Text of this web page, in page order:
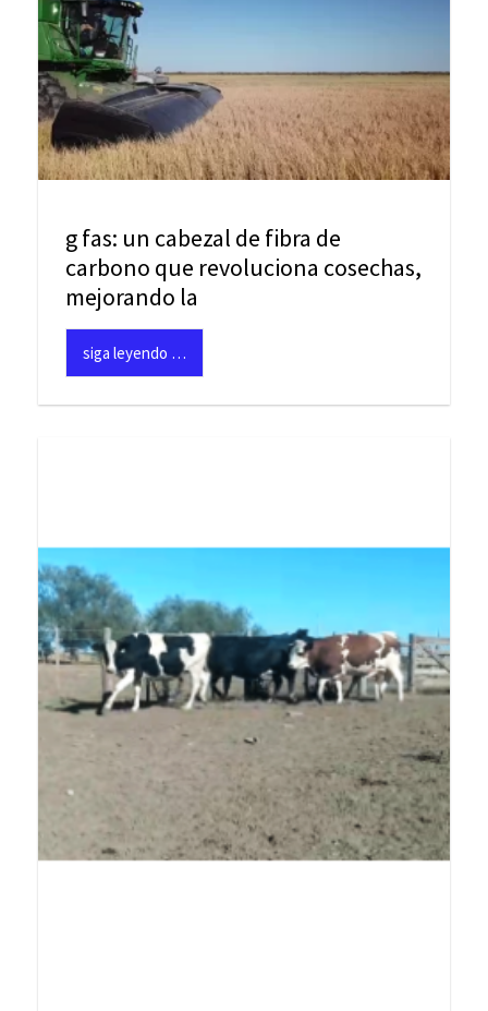
g fas: un cabezal de fibra de
carbono que revoluciona cosechas,
mejorando la
siga leyendo …